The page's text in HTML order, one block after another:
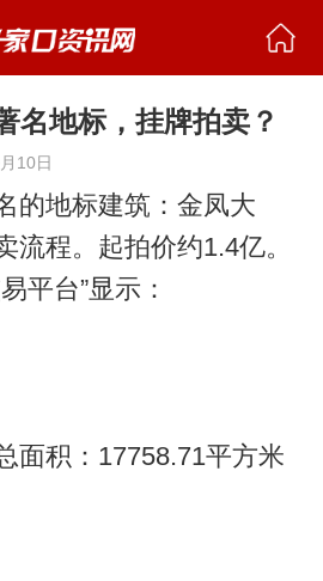
名地标，挂牌拍卖？
10日
的地标建筑：金凤大
流程。起拍价约1.4亿。
平台”显示：
面积：17758.71平方米